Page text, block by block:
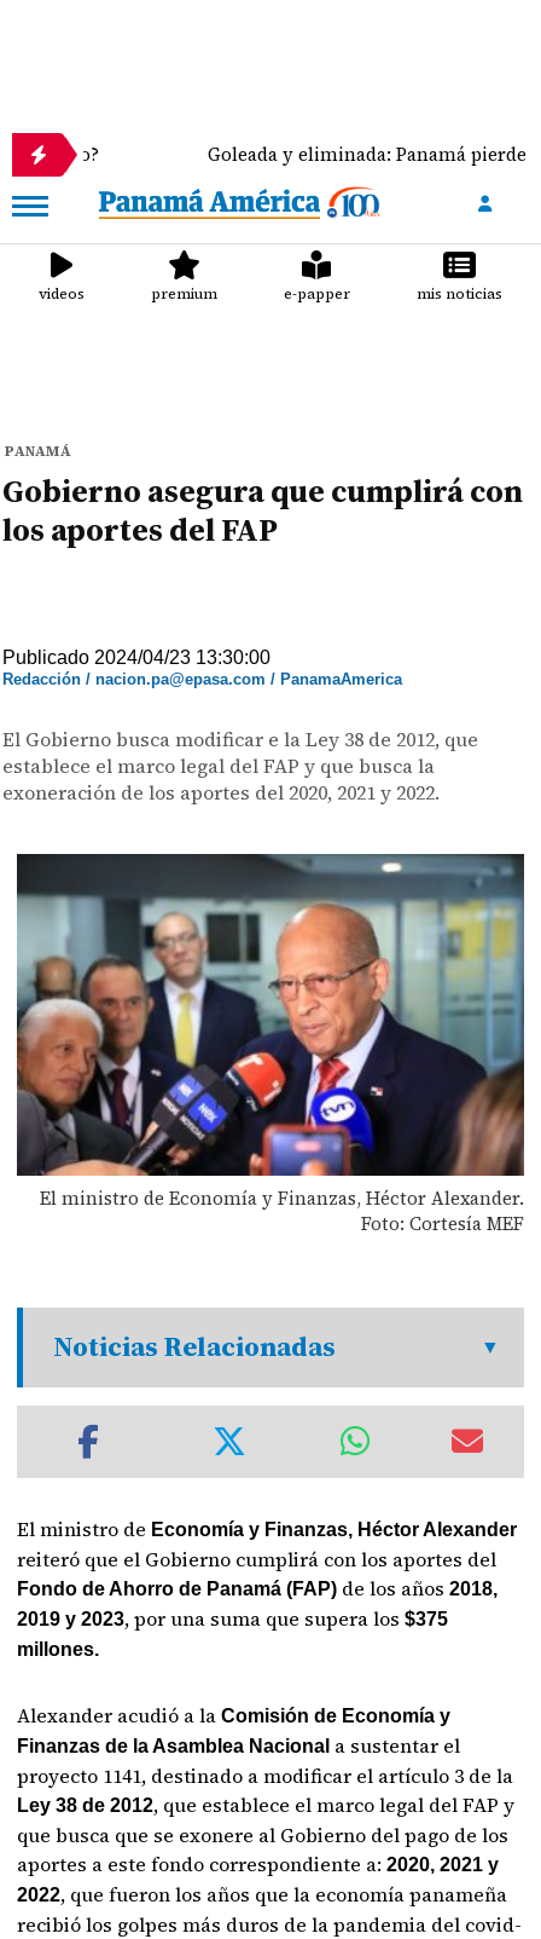
Goleada y eliminada: Panamá pierde 4-0 ante
videos premium e-papper mis noticias
PANAMÁ
Gobierno asegura que cumplirá con
los aportes del FAP
Publicado 2024/04/23 13:30:00
Redacción / nacion.pa@epasa.com / PanamaAmerica
El Gobierno busca modificar e la Ley 38 de 2012, que
establece el marco legal del FAP y que busca la
exoneración de los aportes del 2020, 2021 y 2022.
El ministro de Economía y Finanzas, Héctor Alexander.
Foto: Cortesía MEF
Noticias Relacionadas
El ministro de Economía y Finanzas, Héctor Alexander
reiteró que el Gobierno cumplirá con los aportes del
Fondo de Ahorro de Panamá (FAP) de los años2018,
2019 y 2023, por una suma que supera los$375
millones.
Alexander acudió a laComisión de Economía y
Finanzas de la Asamblea Nacional a sustentar el
proyecto 1141, destinado a modificar el artículo 3 de la
Ley 38 de 2012, que establece el marco legal del FAP y
que busca que se exonere al Gobierno del pago de los
aportes a este fondo correspondiente a: 2020, 2021 y
2022, que fueron los años que la economía panameña
recibió los golpes más duros de la pandemia del covid-